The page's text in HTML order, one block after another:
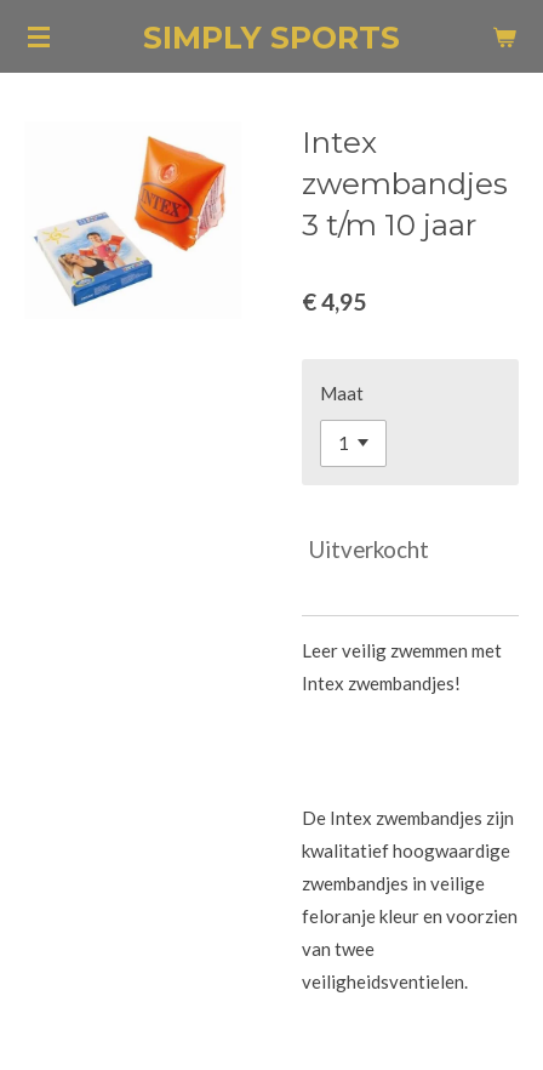
Ga
SIMPLY SPORTS
Intex
zwembandjes
3 t/m 10 jaar
€ 4,95
Maat
Uitverkocht
Leer veilig zwemmen met
Intex zwembandjes!
De Intex zwembandjes zijn
kwalitatief hoogwaardige
zwembandjes in veilige
feloranje kleur en voorzien
van twee
veiligheidsventielen.